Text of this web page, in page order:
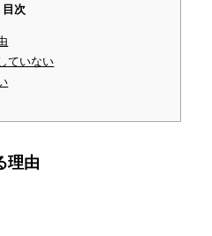
目次
ていない
理由